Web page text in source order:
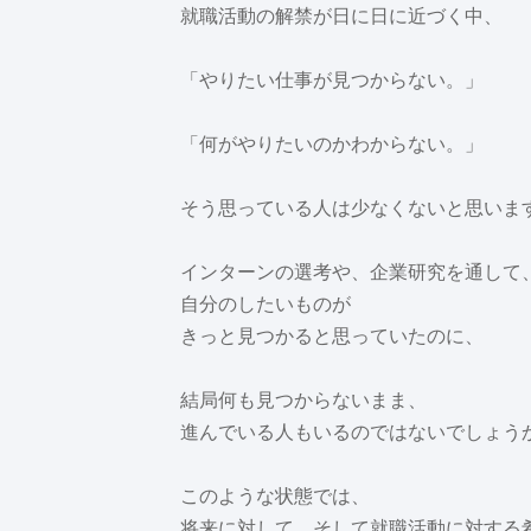
就職活動の解禁が日に日に近づく中、
「やりたい仕事が見つからない。」
「何がやりたいのかわからない。」
そう思っている人は少なくないと思いま
インターンの選考や、企業研究を通して、
自分のしたいものが
きっと見つかると思っていたのに、
結局何も見つからないまま、
進んでいる人もいるのではないでしょう
このような状態では、